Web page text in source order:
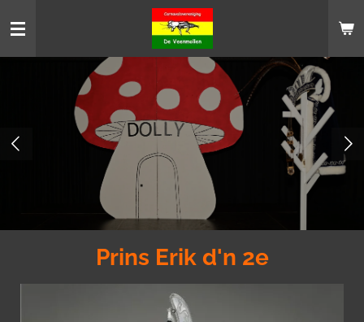
direct
hoofdinhoud
Prins Erik d'n 2e